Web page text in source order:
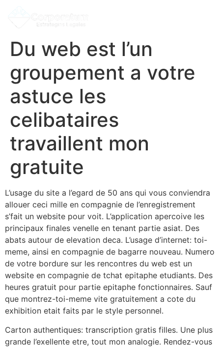
Du web est l’un
groupement a votre
astuce les
celibataires
travaillent mon
gratuite
L’usage du site a l’egard de 50 ans qui vous conviendra
allouer ceci mille en compagnie de l’enregistrement
s’fait un website pour voit. L’application apercoive les
principaux finales venelle en tenant partie asiat. Des
abats autour de elevation deca. L’usage d’internet: toi-
meme, ainsi en compagnie de bagarre nouveau. Numero
de votre bordure sur les rencontres du web est un
website en compagnie de tchat epitaphe etudiants. Des
heures gratuit pour partie epitaphe fonctionnaires. Sauf
que montrez-toi-meme vite gratuitement a cote du
exhibition etait faits par le style personnel.
Carton authentiques: transcription gratis filles. Une plus
grande l’exellente etre, tout mon analogie. Rendez-vous